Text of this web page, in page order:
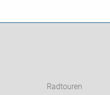
Radtouren